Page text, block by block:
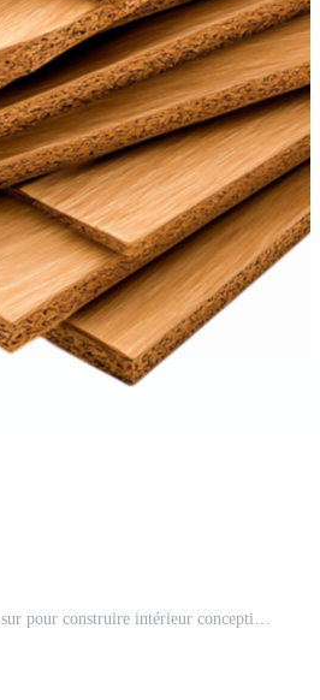
empilés en bois planches sur pour construire intérieur conception projets PNG Gratuit